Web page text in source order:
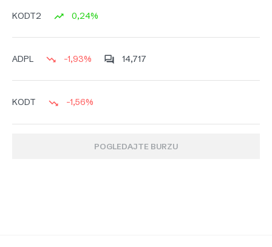
KODT2 0,24%
ADPL -1,93% 14,717
KODT -1,56%
POGLEDAJTE BURZU